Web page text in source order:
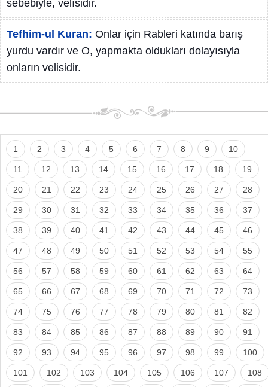
sebebiyle, velîsidir.
Tefhim-ul Kuran: Onlar için Rableri katında barış
yurdu vardır ve O, yapmakta oldukları dolayısıyla
onların velisidir.
1 2 3 4 5 6 7 8 9 10
11 12 13 14 15 16 17 18 19
20 21 22 23 24 25 26 27 28
29 30 31 32 33 34 35 36 37
38 39 40 41 42 43 44 45 46
47 48 49 50 51 52 53 54 55
56 57 58 59 60 61 62 63 64
65 66 67 68 69 70 71 72 73
74 75 76 77 78 79 80 81 82
83 84 85 86 87 88 89 90 91
92 93 94 95 96 97 98 99 100
101 102 103 104 105 106 107 108